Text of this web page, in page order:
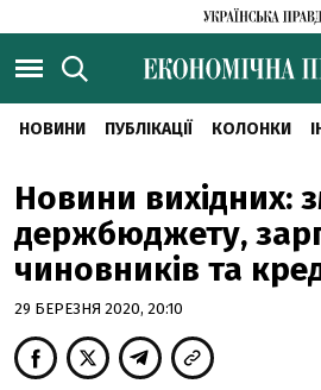
НОВИНИ ПУБЛІКАЦІЇ КОЛОНКИ
Новини вихідних:
держбюджету,
чиновників та
29 БЕРЕЗНЯ 2020, 20:10